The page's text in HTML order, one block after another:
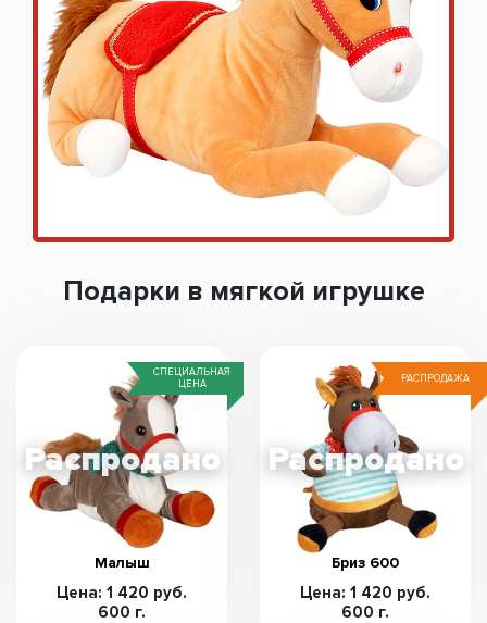
Подарки в мягкой игрушке
СПЕЦИАЛЬНАЯ
ЦЕНА
Малыш
Цена: 1 420 руб.
600 г.
РАСПРОДАЖА
Бриз 600
Цена: 1 420 руб.
600 г.